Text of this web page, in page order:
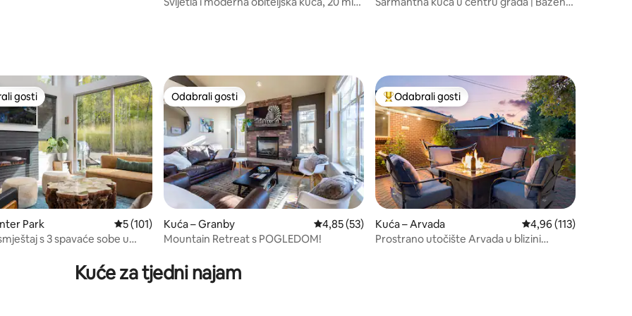
283
recenzija: 87
rangiranima s oznakom „Odabrali gosti”
gosti
Park Prosječna ocjena: 5/5, recenzija: 101
5 (101)
s 3 spavaće sobe u
Odabrali gosti
Odabrali gosti
Kuća – Granby Prosječna ocjena: 4,85/5, recenzija: 53
4,85 (53)
Mountain Retreat s POGLEDOM!
Među najviše rangiranima s oznakom „Odabrali gosti”
Odabrali gosti
Kuća – Arvada Prosječna ocjena:
4,96 (113)
Prostrano utočište Arvada u blizini
Kuće za tjedni najam